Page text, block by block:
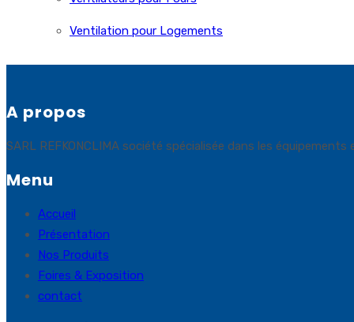
Ventilation pour Logements
A propos
SARL REFKONCLIMA société spécialisée dans les
Menu
Accueil
Présentation
Nos Produits
Foires & Exposition
contact